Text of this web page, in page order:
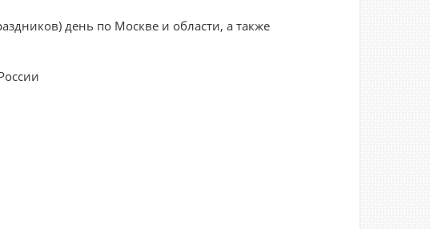
день по Москве и области, а также